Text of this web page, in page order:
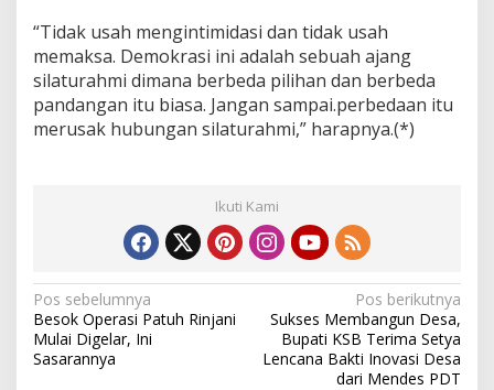
“Tidak usah mengintimidasi dan tidak usah
memaksa. Demokrasi ini adalah sebuah ajang
silaturahmi dimana berbeda pilihan dan berbeda
pandangan itu biasa. Jangan sampai.perbedaan itu
merusak hubungan silaturahmi,” harapnya.(*)
Ikuti Kami
N
a
v
Pos sebelumnya
Besok Operasi Patuh Rinjani
Mulai Digelar, Ini
Sasarannya
Pos berikutnya
Sukses Membangun Desa,
Bupati KSB Terima Setya
Lencana Bakti Inovasi Desa
dari Mendes PDT